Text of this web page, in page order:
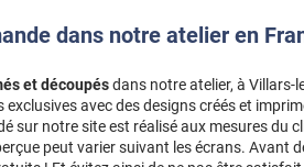
dans notre atelier en
et découpésdans notre atelier, à Villars-
avec des designs créés et
sur notre site est réalisé aux mesures du
peut varier suivant les écrans. Avant